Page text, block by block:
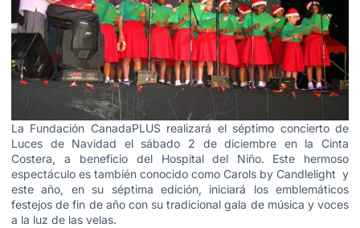
La Fundación CanadaPLUS realizará el séptimo concierto de
Luces de Navidad el sábado 2 de diciembre en la Cinta
Costera, a beneficio del Hospital del Niño.
Este hermoso
espectáculo es también conocido como Carols by Candlelight y
este año, en su séptima edición, iniciará los emblemáticos
festejos de fin de año con su tradicional gala de música y voces
a la luz de las velas.